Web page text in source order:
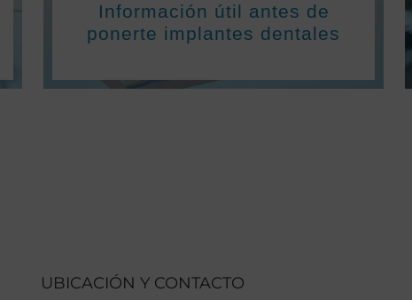
Información útil antes de
ponerte implantes dentales
UBICACIÓN Y CONTACTO